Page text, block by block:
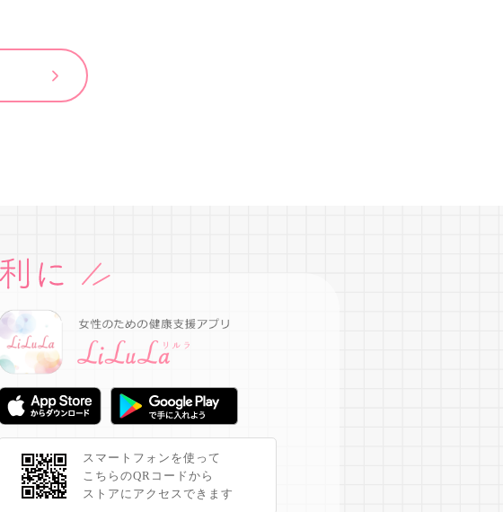
スマートフォンを使って
こちらのQRコードから
ストアにアクセスできます